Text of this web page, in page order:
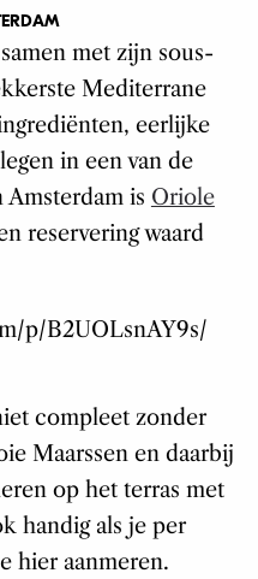
met zijn sous-
Mediterrane
eerlijke
in een van de
is Oriole
reservering waard
p/B2UOLsnAY9s/
compleet zonder
Maarssen en daarbij
op het terras met
handig als je per
hier aanmeren.